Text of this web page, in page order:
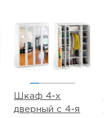
Шкаф 4-х
дверный с 4-я